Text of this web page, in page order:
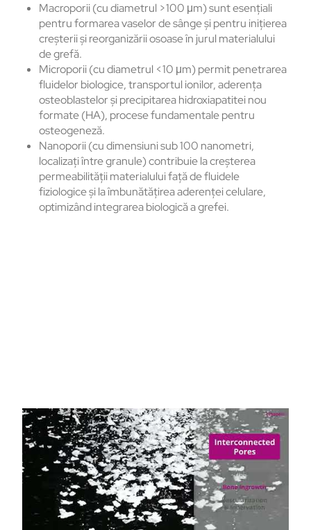
Macroporii (cu diametrul >100 μm) sunt esențiali
pentru formarea vaselor de sânge și pentru inițierea
creșterii și reorganizării osoase în jurul materialului
de grefă.
Microporii (cu diametrul <10 μm) permit penetrarea
fluidelor biologice, transportul ionilor, aderența
osteoblastelor și precipitarea hidroxiapatitei nou
formate (HA), procese fundamentale pentru
osteogeneză.
Nanoporii (cu dimensiuni sub 100 nanometri,
localizați între granule) contribuie la creșterea
permeabilității materialului față de fluidele
fiziologice și la îmbunătățirea aderenței celulare,
optimizând integrarea biologică a grefei.